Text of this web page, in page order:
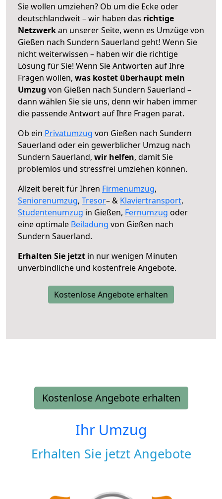
Sie wollen umziehen? Ob um die Ecke oder
deutschlandweit – wir haben das richtige
Netzwerkan unserer Seite, wenn es Umzüge von
Gießen nach Sundern Sauerland geht! Wenn Sie
nicht weiterwissen – haben wir die richtige
Lösung für Sie! Wenn Sie Antworten auf Ihre
Fragen wollen, was kostet überhaupt mein
Umzug von Gießen nach Sundern Sauerland –
dann wählen Sie sie uns, denn wir haben immer
die passende Antwort auf Ihre Fragen parat.
Ob ein Privatumzug von Gießen nach Sundern
Sauerland oder ein gewerblicher Umzug nach
Sundern Sauerland, wir helfen, damit Sie
problemlos und stressfrei umziehen können.
Allzeit bereit für Ihren Firmenumzug,
Seniorenumzug, Tresor– & Klaviertransport,
Studentenumzug in Gießen, Fernumzug oder
eine optimale Beiladung von Gießen nach
Sundern Sauerland.
Erhalten Sie jetzt in nur wenigen Minuten
unverbindliche und kostenfreie Angebote.
Kostenlose Angebote erhalten
Kostenlose Angebote erhalten
Ihr Umzug
Erhalten Sie jetzt Angebote